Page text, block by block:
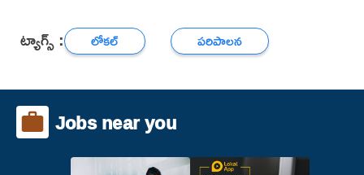
ట్యాగ్స్ : లోకల్ పరిపాలన
Jobs near you